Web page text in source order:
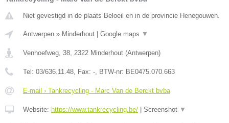
Niet gevestigd in de plaats Beloeil en in de provincie Henegouwen.
Antwerpen » Minderhout | Google maps ▼
Venhoefweg, 38 2322 Minderhout (Antwerpen)
Tel: 03/636.11.48 , Fax: - , BTW-nr: BE0475.070.663
E-mail › Tankrecycling - Marc Van de Berckt bvba
Website: https://www.tankrecycling.be/ | Screenshot ▼